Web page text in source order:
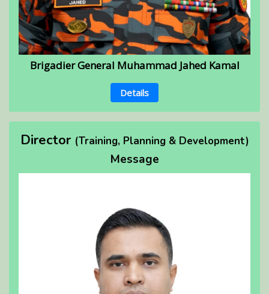
Brigadier General Muhammad Jahed Kamal
Details
Director (Training, Planning & Development)
Message